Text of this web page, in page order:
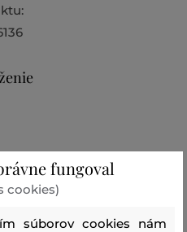
produkty
fungoval
cookies)
súborov cookies nám